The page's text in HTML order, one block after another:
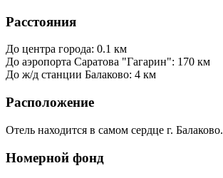
Расстояния
До центра города: 0.1 км
До аэропорта Саратова "Гагарин": 170 км
До ж/д станции Балаково: 4 км
Расположение
Отель находится в самом сердце г. Балаково.
Номерной фонд